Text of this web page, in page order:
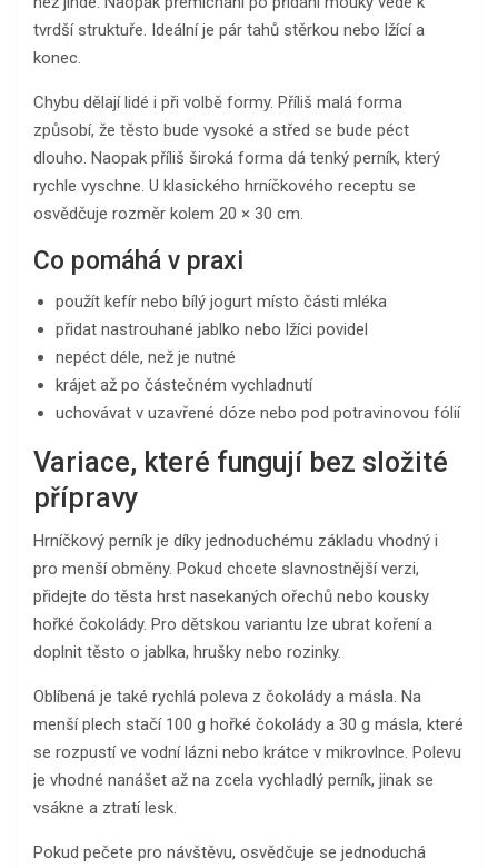
tvrdší struktuře. Ideální je pár tahů stěrkou nebo lžící a
konec.
Chybu dělají lidé i při volbě formy. Příliš malá forma
způsobí, že těsto bude vysoké a střed se bude péct
dlouho. Naopak příliš široká forma dá tenký perník, který
rychle vyschne. U klasického hrníčkového receptu se
osvědčuje rozměr kolem 20 × 30 cm.
Co pomáhá v praxi
použít kefír nebo bílý jogurt místo části mléka
přidat nastrouhané jablko nebo lžíci povidel
nepéct déle, než je nutné
krájet až po částečném vychladnutí
uchovávat v uzavřené dóze nebo pod potravinovou fólií
Variace, které fungují bez složité
přípravy
Hrníčkový perník je díky jednoduchému základu vhodný i
pro menší obměny. Pokud chcete slavnostnější verzi,
přidejte do těsta hrst nasekaných ořechů nebo kousky
hořké čokolády. Pro dětskou variantu lze ubrat koření a
doplnit těsto o jablka, hrušky nebo rozinky.
Oblíbená je také rychlá poleva z čokolády a másla. Na
menší plech stačí 100 g hořké čokolády a 30 g másla, které
se rozpustí ve vodní lázni nebo krátce v mikrovlnce. Polevu
je vhodné nanášet až na zcela vychladlý perník, jinak se
vsákne a ztratí lesk.
Pokud pečete pro návštěvu, osvědčuje se jednoduchá